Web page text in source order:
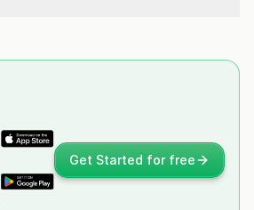
Get Started for free